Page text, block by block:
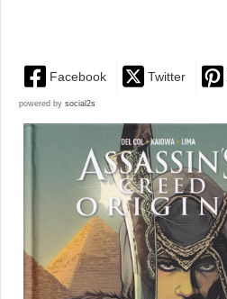
Facebook Twitter
powered by social2s